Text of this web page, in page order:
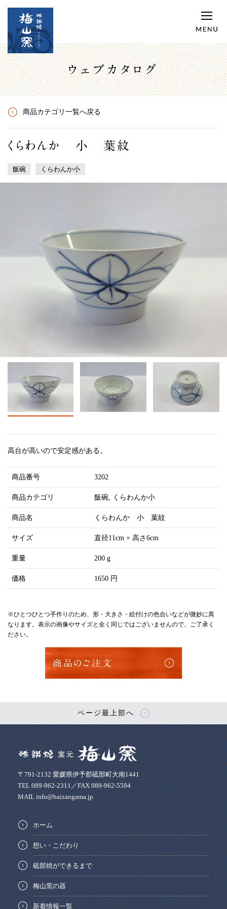
ウェブカタログ
商品カテゴリ一覧へ戻る
くらわんか 小 葉紋
飯碗 くらわんか小
高台が高いので安定感がある。
商品番号 3202
商品カテゴリ 飯碗 くらわんか小
商品名 くらわんか 小 葉紋
サイズ 直径11cm × 高さ6cm
重量 200 g
価格 1650 円
※ひとつひとつ手作りのため、形・大きさ・絵付けの色合いなどが微妙に異
なります。表示の画像やサイズと全く同じではございませんので、ご了承く
ださい。
商品のご注文
ページ最上部へ
〒791-2132 愛媛県伊予郡砥部町大南1441
TEL 089-962-2311／FAX 089-962-5594
MAIL info@baizangama.jp
ホーム
想い・こだわり
砥部焼ができるまで
梅山窯の器
新着情報一覧